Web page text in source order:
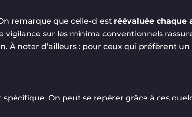
remarque que celle-ci est réévaluée chaque
vigilance sur les minima conventionnels
À noter d’ailleurs : pour ceux qui préfèrent
On peut se repérer grâce à ces